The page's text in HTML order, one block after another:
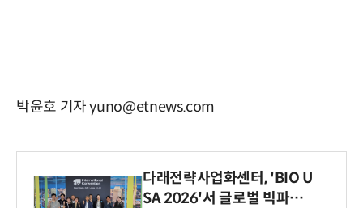
박윤호 기자 yuno@etnews.com
다래전략사업화센터, 'BIO U
SA 2026'서 글로벌 빅파마